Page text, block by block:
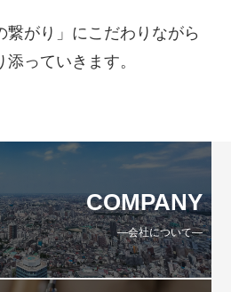
繋がり」にこだわりながら
添っていきます。
COMPANY
―会社について―